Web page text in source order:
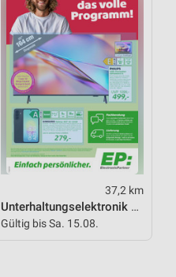
37,2 km
Unterhaltungselektronik 08/2026
Gültig bis Sa. 15.08.